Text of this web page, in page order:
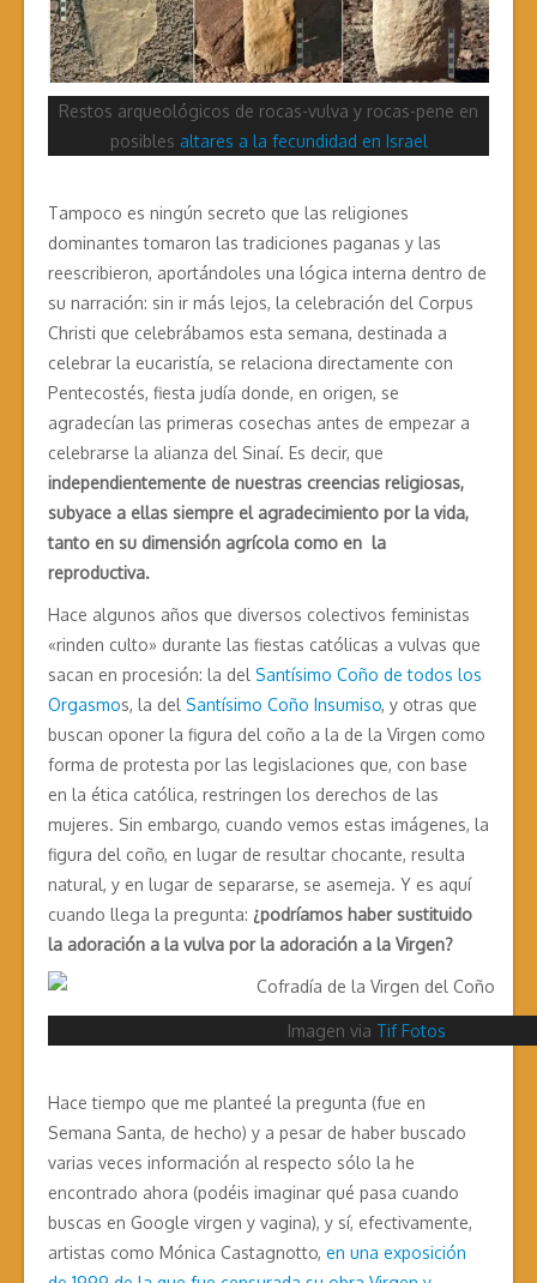
Restos arqueológicos de rocas-vulva y rocas-pene en
posibles altares a la fecundidad en Israel
Tampoco es ningún secreto que las religiones
dominantes tomaron las tradiciones paganas y las
reescribieron, aportándoles una lógica interna dentro de
su narración: sin ir más lejos, la celebración del Corpus
Christi que celebrábamos esta semana, destinada a
celebrar la eucaristía, se relaciona directamente con
Pentecostés, fiesta judía donde, en origen, se
agradecían las primeras cosechas antes de empezar a
celebrarse la alianza del Sinaí. Es decir, que
independientemente de nuestras creencias religiosas,
subyace a ellas siempre el agradecimiento por la vida,
tanto en su dimensión agrícola como en la
reproductiva.
Hace algunos años que diversos colectivos feministas
«rinden culto» durante las fiestas católicas a vulvas que
sacan en procesión: la del Santísimo Coño de todos los
Orgasmos, la del Santísimo Coño Insumiso, y otras que
buscan oponer la figura del coño a la de la Virgen como
forma de protesta por las legislaciones que, con base
en la ética católica, restringen los derechos de las
mujeres. Sin embargo, cuando vemos estas imágenes, la
figura del coño, en lugar de resultar chocante, resulta
natural, y en lugar de separarse, se asemeja. Y es aquí
cuando llega la pregunta: ¿podríamos haber sustituido
la adoración a la vulva por la adoración a la Virgen?
Imagen via Tif Fotos
Hace tiempo que me planteé la pregunta (fue en
Semana Santa, de hecho) y a pesar de haber buscado
varias veces información al respecto sólo la he
encontrado ahora (podéis imaginar qué pasa cuando
buscas en Google virgen y vagina), y sí, efectivamente,
artistas como Mónica Castagnotto, en una exposición